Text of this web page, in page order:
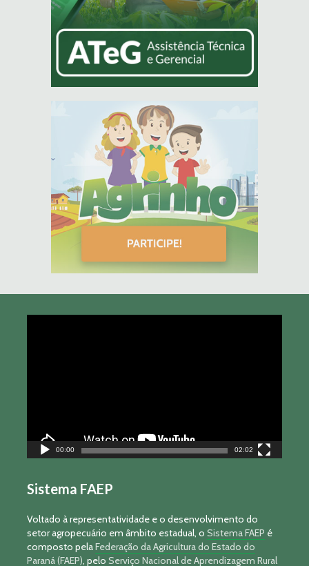
00:00 02:02
Sistema FAEP
Voltado à representatividade e o desenvolvimento do
setor agropecuário em âmbito estadual, o Sistema FAEP é
composto pelaFederação da Agricultura do Estado do
Paraná (FAEP), pelo Serviço Nacional de Aprendizagem Rural